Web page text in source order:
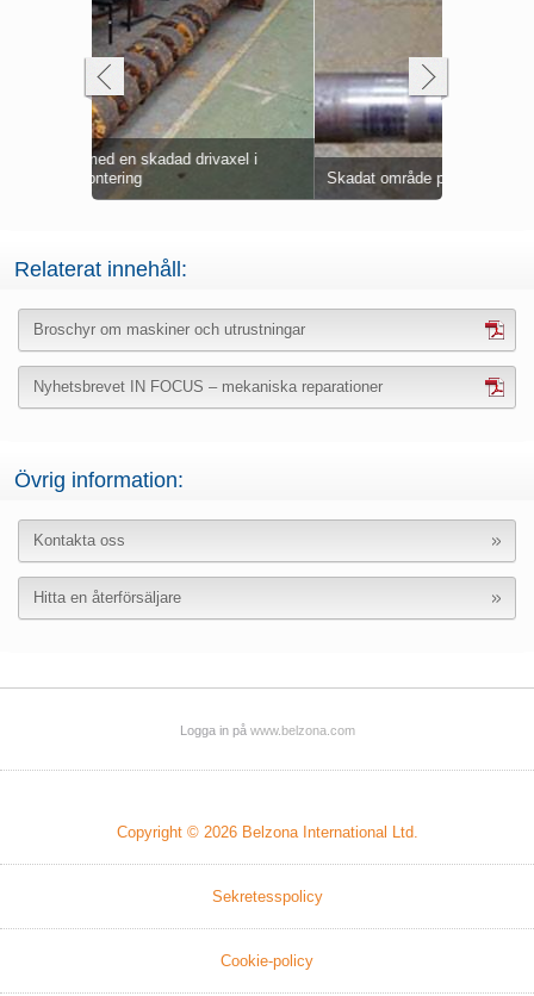
Skadat område på axeln syns tydligt
Relaterat innehåll:
Broschyr om maskiner och utrustningar
Nyhetsbrevet IN FOCUS – mekaniska reparationer
Övrig information:
Kontakta oss
Hitta en återförsäljare
Logga in på www.belzona.com
Copyright © 2026 Belzona International Ltd.
Sekretesspolicy
Cookie-policy